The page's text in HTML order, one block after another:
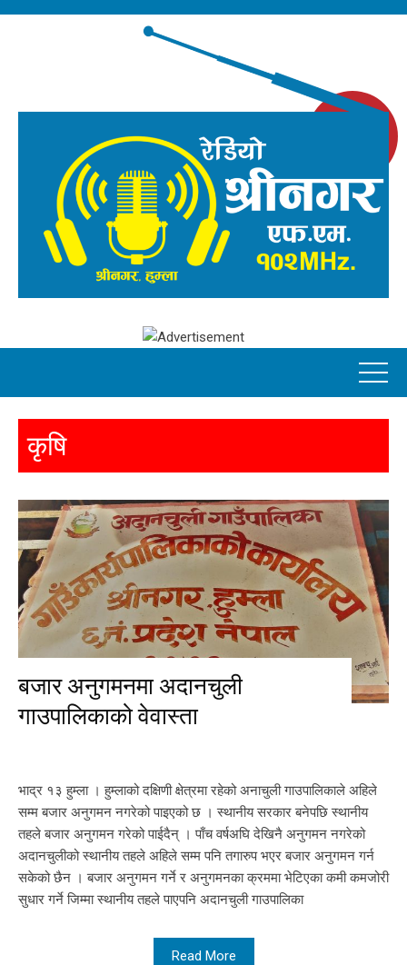
कृषि
बजार अनुगमनमा अदानचुली
गाउपालिकाको वेवास्ता
भाद्र १३ हुम्ला । हुम्लाको दक्षिणी क्षेत्रमा रहेको अनाचुली गाउपालिकाले अहिले
सम्म बजार अनुगमन नगरेको पाइएको छ । स्थानीय सरकार बनेपछि स्थानीय
तहले बजार अनुगमन गरेको पाईदैन् । पाँच वर्षअघि देखिनै अनुगमन नगरेको
अदानचुलीको स्थानीय तहले अहिले सम्म पनि तगारुप भएर बजार अनुगमन गर्न
सकेको छैन । बजार अनुगमन गर्ने र अनुगमनका क्रममा भेटिएका कमी कमजोरी
सुधार गर्ने जिम्मा स्थानीय तहले पाएपनि अदानचुली गाउपालिका
Read More